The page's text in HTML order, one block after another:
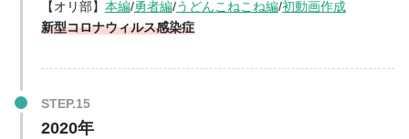
【オリ部】 本編/勇者編/うどんこねこね編/初動画作成
新型コロナウィルス感染症
2020年